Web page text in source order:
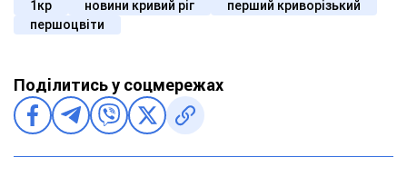
1кр новини кривий ріг
перший криворізький
першоцвіти
Поділитись у соцмережах